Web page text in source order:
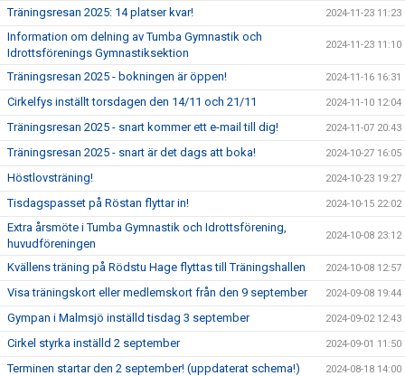
Träningsresan 2025: 14 platser kvar! 2024-11-23 11:23
Information om delning av Tumba Gymnastik och
Idrottsförenings Gymnastiksektion
2024-11-23 11:10
Träningsresan 2025 - bokningen är öppen! 2024-11-16 16:31
Cirkelfys inställt torsdagen den 14/11 och 21/11 2024-11-10 12:04
Träningsresan 2025 - snart kommer ett e-mail till dig! 2024-11-07 20:43
Träningsresan 2025 - snart är det dags att boka! 2024-10-27 16:05
Höstlovsträning! 2024-10-23 19:27
Tisdagspasset på Röstan flyttar in! 2024-10-15 22:02
Extra årsmöte i Tumba Gymnastik och Idrottsförening,
huvudföreningen
2024-10-08 23:12
Kvällens träning på Rödstu Hage flyttas till Träningshallen 2024-10-08 12:57
Visa träningskort eller medlemskort från den 9 september 2024-09-08 19:44
Gympan i Malmsjö inställd tisdag 3 september 2024-09-02 12:43
Cirkel styrka inställd 2 september 2024-09-01 11:50
Terminen startar den 2 september! (uppdaterat schema!) 2024-08-18 14:00